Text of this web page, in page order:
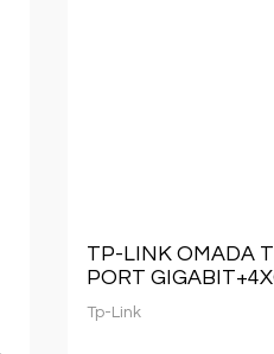
TP-LINK OMADA
PORT
SFP UPLINK L2+
YÖNETİLEBİLİR
Tp-Link